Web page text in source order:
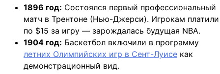
1896 год: Состоялся первый профессиональный
матч в Трентоне (Нью-Джерси). Игрокам платили
по $15 за игру — зарождалась будущая NBA.
1904 год: Баскетбол включили в программу
летних Олимпийских игр в Сент-Луисе как
демонстрационный вид.